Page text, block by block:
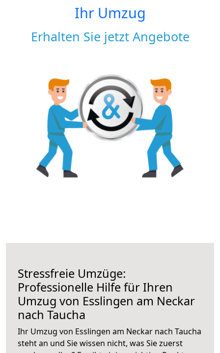
Ihr Umzug
Erhalten Sie jetzt Angebote
Stressfreie Umzüge:
Professionelle Hilfe für Ihren
Umzug von Esslingen am Neckar
nach Taucha
Ihr Umzug von Esslingen am Neckar nach Taucha
steht an und Sie wissen nicht, was Sie zuerst